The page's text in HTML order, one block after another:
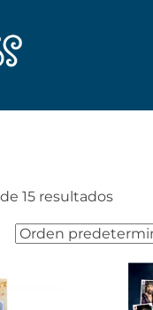
15 resultados